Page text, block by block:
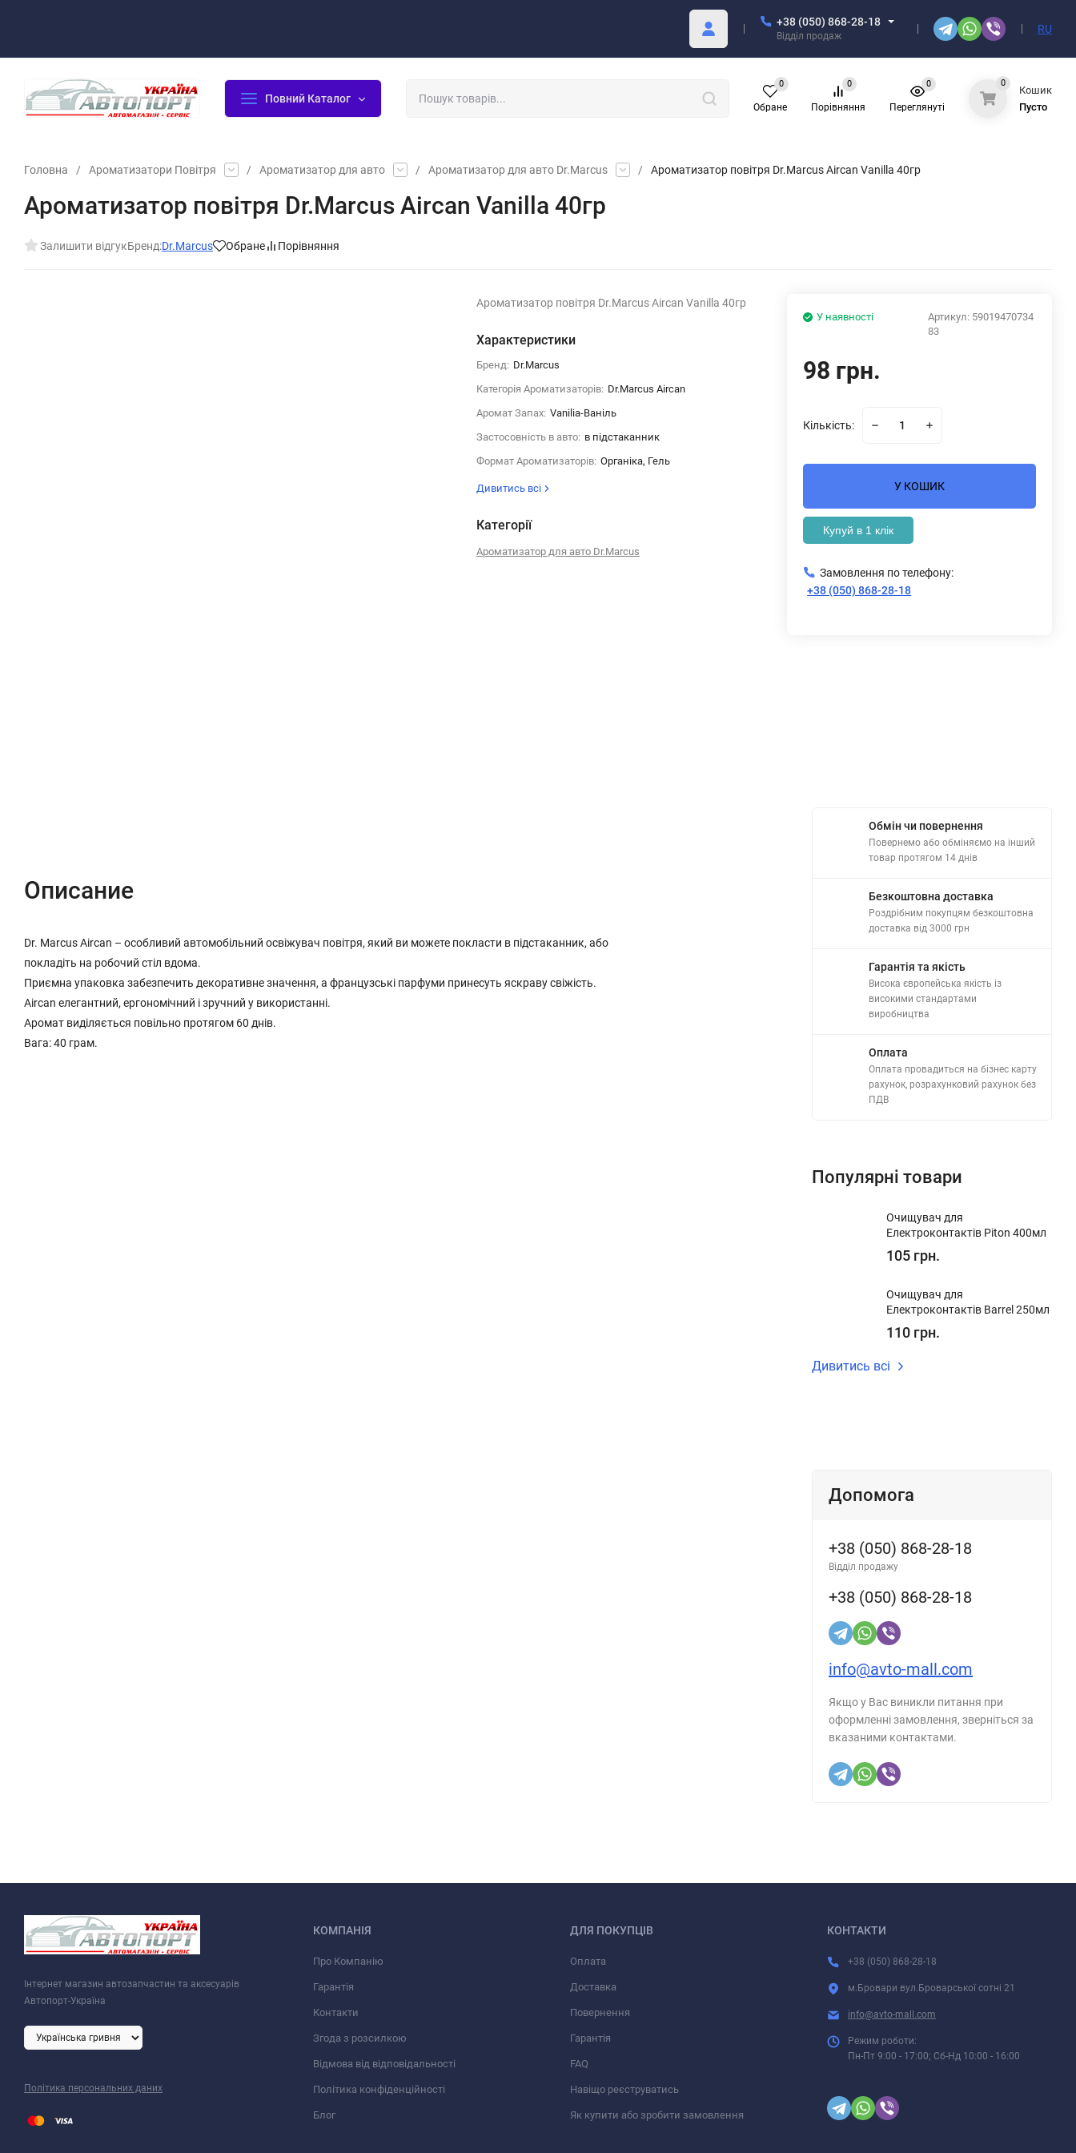
+38 (050) 868-28-18
Відділ продаж
RU
Повний Каталог
Обране
0
Порівняння
0
Переглянуті
0 0
Кошик
Пусто
Головна / Ароматизатори Повітря / Ароматизатор для авто / Ароматизатор для авто Dr.Marcus / Ароматизатор повітря Dr.Marcus Aircan Vanilla 40гр
Ароматизатор повітря Dr.Marcus Aircan Vanilla 40гр
Залишити відгукБренд:Dr.Marcus Обране Порівняння
Ароматизатор повітря Dr.Marcus Aircan Vanilla 40гр
Характеристики
Бренд: Dr.Marcus
Категорія Ароматизаторів: Dr.Marcus Aircan
Аромат Запах: Vanilia-Ваніль
Застосовність в авто: в підстаканник
Формат Ароматизаторів: Органіка, Гель
Дивитись всі
Категорії
Ароматизатор для авто Dr.Marcus
Артикул: 59019470734
83
У наявності
98 грн.
Кількість:
У КОШИК
Купуй в 1 клік
Замовлення по телефону:
+38 (050) 868-28-18
Описание
Dr. Marcus Aircan – особливий автомобільний освіжувач повітря, який ви можете покласти в підстаканник, або
покладіть на робочий стіл вдома.
Приємна упаковка забезпечить декоративне значення, а французські парфуми принесуть яскраву свіжість.
Aircan елегантний, ергономічний і зручний у використанні.
Аромат виділяється повільно протягом 60 днів.
Вага: 40 грам.
Обмін чи повернення
Повернемо або обміняємо на інший
товар протягом 14 днів
Безкоштовна доставка
Роздрібним покупцям безкоштовна
доставка від 3000 грн
Гарантія та якість
Висока європейська якість із
високими стандартами
виробництва
Оплата
Оплата провадиться на бізнес карту
рахунок, розрахунковий рахунок без
ПДВ
Популярні товари
Очищувач для
Електроконтактів Piton 400мл
105 грн.
Очищувач для
Електроконтактів Barrel 250мл
110 грн.
Дивитись всі
Допомога
+38 (050) 868-28-18
Відділ продажу
+38 (050) 868-28-18
info@avto-mall.com
Якщо у Вас виникли питання при
оформленні замовлення, зверніться за
вказаними контактами.
Інтернет магазин автозапчастин та аксесуарів
Автопорт-Україна
Політика персональних даних
КОМПАНІЯ
Про Компанію
Гарантія
Контакти
Згода з розсилкою
Відмова від відповідальності
Політика конфіденційності
Блог
ДЛЯ ПОКУПЦІВ
Оплата
Доставка
Повернення
Гарантія
FAQ
Навіщо реєструватись
Як купити або зробити замовлення
КОНТАКТИ
+38 (050) 868-28-18
м.Бровари вул.Броварської сотні 21
info@avto-mall.com
Режим роботи:
Пн-Пт 9:00 - 17:00; Сб-Нд 10:00 - 16:00